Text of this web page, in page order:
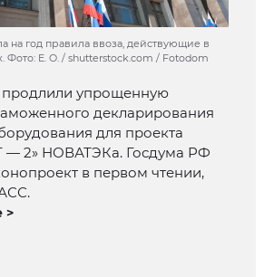
на год правила ввоза, действующие в
Фото: E. O. / shutterstock.com / Fotodom
упрощенную
декларирования
для проекта
— 2» НОВАТЭКа. Госдума РФ
в первом чтении,
>